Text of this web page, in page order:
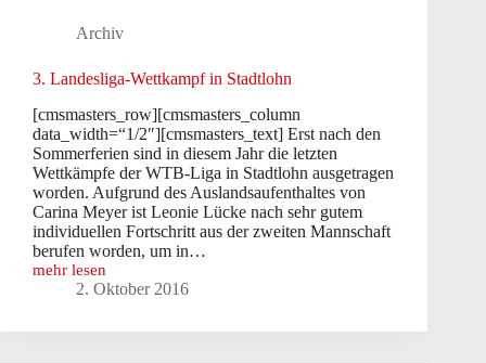
Archiv
3. Landesliga-Wettkampf in Stadtlohn
[cmsmasters_row][cmsmasters_column
data_width=“1/2″][cmsmasters_text] Erst nach den
Sommerferien sind in diesem Jahr die letzten
Wettkämpfe der WTB-Liga in Stadtlohn ausgetragen
worden. Aufgrund des Auslandsaufenthaltes von
Carina Meyer ist Leonie Lücke nach sehr gutem
individuellen Fortschritt aus der zweiten Mannschaft
berufen worden, um in…
mehr lesen
3.
Landesliga-
in
2. Oktober 2016